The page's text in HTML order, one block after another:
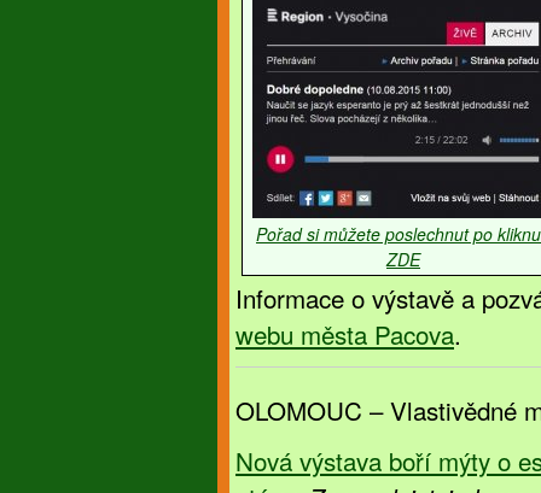
Pořad si můžete poslechnut po
ZDE
Informace o výstavě a
webu města Pacova.
OLOMOUC – Vlastivědné
Nová výstava boří mýty o